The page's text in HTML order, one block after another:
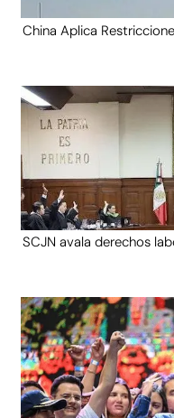
China Aplica
SCJN avala derechos